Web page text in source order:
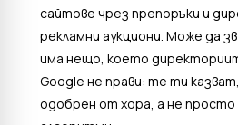
сайтове чрез препоръки и
рекламни аукциони. Може да
има нещо, което
Google не прави: те ти
одобрен от хора, а не